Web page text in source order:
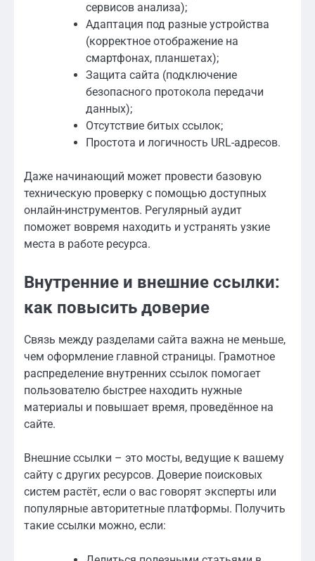
сервисов анализа);
Адаптация под разные устройства
(корректное отображение на
смартфонах, планшетах);
Защита сайта (подключение
безопасного протокола передачи
данных);
Отсутствие битых ссылок;
Простота и логичность URL-адресов.
Даже начинающий может провести базовую
техническую проверку с помощью доступных
онлайн-инструментов. Регулярный аудит
поможет вовремя находить и устранять узкие
места в работе ресурса.
Внутренние и внешние ссылки:
как повысить доверие
Связь между разделами сайта важна не меньше,
чем оформление главной страницы. Грамотное
распределение внутренних ссылок помогает
пользователю быстрее находить нужные
материалы и повышает время, проведённое на
сайте.
Внешние ссылки – это мосты, ведущие к вашему
сайту с других ресурсов. Доверие поисковых
систем растёт, если о вас говорят эксперты или
популярные авторитетные платформы. Получить
такие ссылки можно, если: